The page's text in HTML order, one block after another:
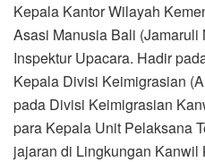
Kepala Kantor Wilayah
Asasi Manusia Bali (Jamaruli
Inspektur Upacara. Hadir
Kepala Divisi Keimigrasian
pada Divisi Keimigrasian
para Kepala Unit Pelaksana
jajaran di Lingkungan